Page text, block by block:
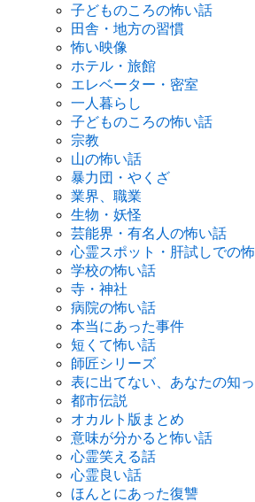
子どものころの怖い話
田舎・地方の習慣
怖い映像
ホテル・旅館
エレベーター・密室
一人暮らし
子どものころの怖い話
宗教
山の怖い話
暴力団・やくざ
業界、職業
生物・妖怪
芸能界・有名人の怖い話
心霊スポット・肝試しでの
学校の怖い話
寺・神社
病院の怖い話
本当にあった事件
短くて怖い話
師匠シリーズ
表に出てない、あなたの知
都市伝説
オカルト版まとめ
意味が分かると怖い話
心霊笑える話
心霊良い話
ほんとにあった復讐